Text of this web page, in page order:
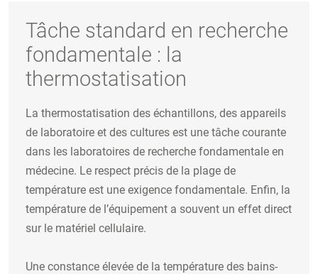
Tâche standard en recherche
fondamentale : la
thermostatisation
La thermostatisation des échantillons, des appareils
de laboratoire et des cultures est une tâche courante
dans les laboratoires de recherche fondamentale en
médecine. Le respect précis de la plage de
température est une exigence fondamentale. Enfin, la
température de l’équipement a souvent un effet direct
sur le matériel cellulaire.
Une constance élevée de la température des bains-